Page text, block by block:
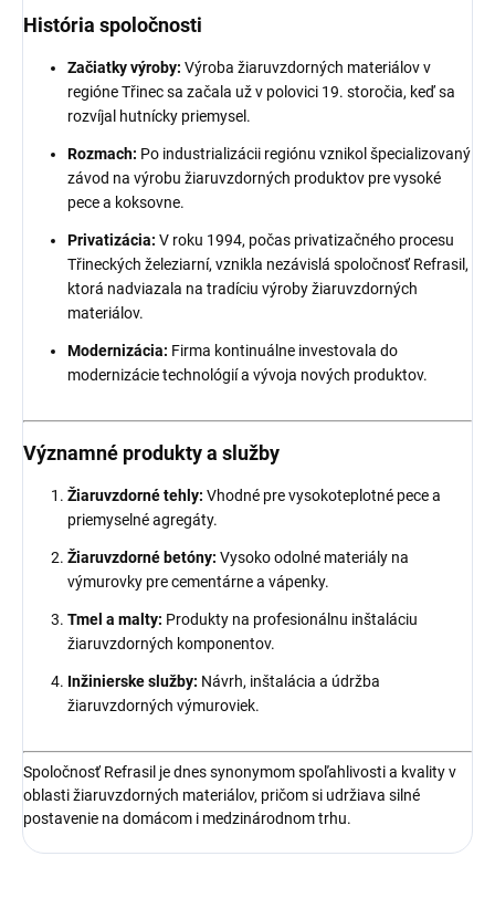
História spoločnosti
Začiatky výroby: Výroba žiaruvzdorných materiálov v
regióne Třinec sa začala už v polovici 19. storočia, keď sa
rozvíjal hutnícky priemysel.
Rozmach: Po industrializácii regiónu vznikol špecializovaný
závod na výrobu žiaruvzdorných produktov pre vysoké
pece a koksovne.
Privatizácia: V roku 1994, počas privatizačného procesu
Třineckých železiarní, vznikla nezávislá spoločnosť Refrasil,
ktorá nadviazala na tradíciu výroby žiaruvzdorných
materiálov.
Modernizácia: Firma kontinuálne investovala do
modernizácie technológií a vývoja nových produktov.
Významné produkty a služby
Žiaruvzdorné tehly: Vhodné pre vysokoteplotné pece a
priemyselné agregáty.
Žiaruvzdorné betóny: Vysoko odolné materiály na
výmurovky pre cementárne a vápenky.
Tmel a malty: Produkty na profesionálnu inštaláciu
žiaruvzdorných komponentov.
Inžinierske služby: Návrh, inštalácia a údržba
žiaruvzdorných výmuroviek.
Spoločnosť Refrasil je dnes synonymom spoľahlivosti a kvality v
oblasti žiaruvzdorných materiálov, pričom si udržiava silné
postavenie na domácom i medzinárodnom trhu.